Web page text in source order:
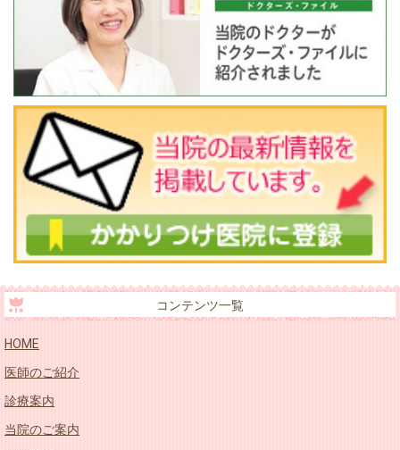
コンテンツ一覧
HOME
医師のご紹介
診療案内
当院のご案内